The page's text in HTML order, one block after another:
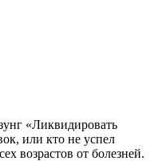
«Ликвидировать
или кто не успел
возрастов от болезней.